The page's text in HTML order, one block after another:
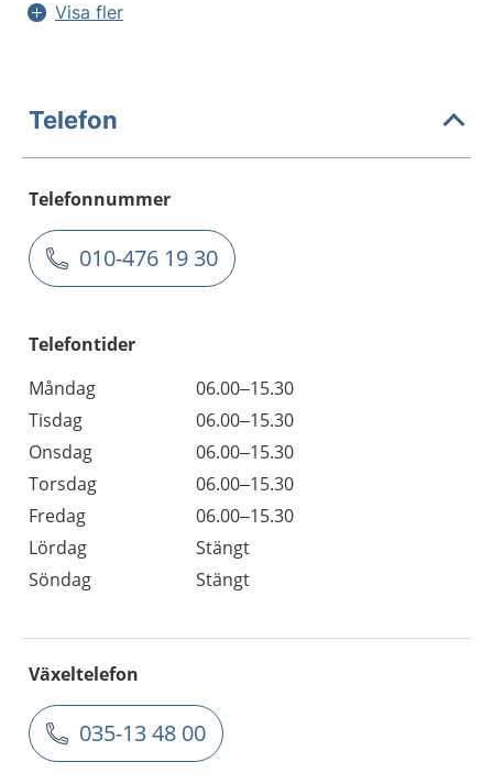
Visa fler
Telefon
Telefonnummer
010-476 19 30
Telefontider
Måndag
06.00–15.30
Tisdag
06.00–15.30
Onsdag
06.00–15.30
Torsdag
06.00–15.30
Fredag
06.00–15.30
Lördag
Stängt
Söndag
Stängt
Växeltelefon
035-13 48 00